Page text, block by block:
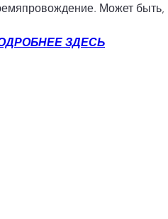
Может быть,
ЗДЕСЬ